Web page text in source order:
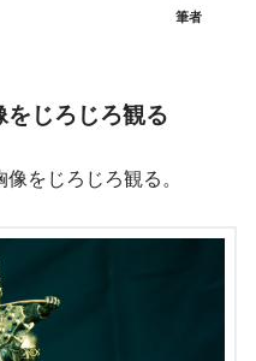
筆者
をじろじろ観る
をじろじろ観る。